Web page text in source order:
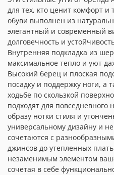
для тех, кто ценит комфорт
обуви выполнен из
элегантный и современный
долговечность и
Внутренняя подкладка из
максимальное тепло и уют
Высокий берец и плоская
посадку и поддержку ноги, а
ходьбе по скользкой
подходят для повседневного
образу нотки стиля и
универсальному дизайну и
сочетаются с
джинсов до утепленных
незаменимым элементом
сочетая в себе